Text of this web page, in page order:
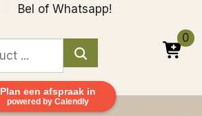
Plan een afspraak in
powered by Calendly
Bel of Whatsapp!
0